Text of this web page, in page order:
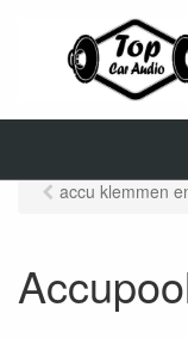
accu klemmen